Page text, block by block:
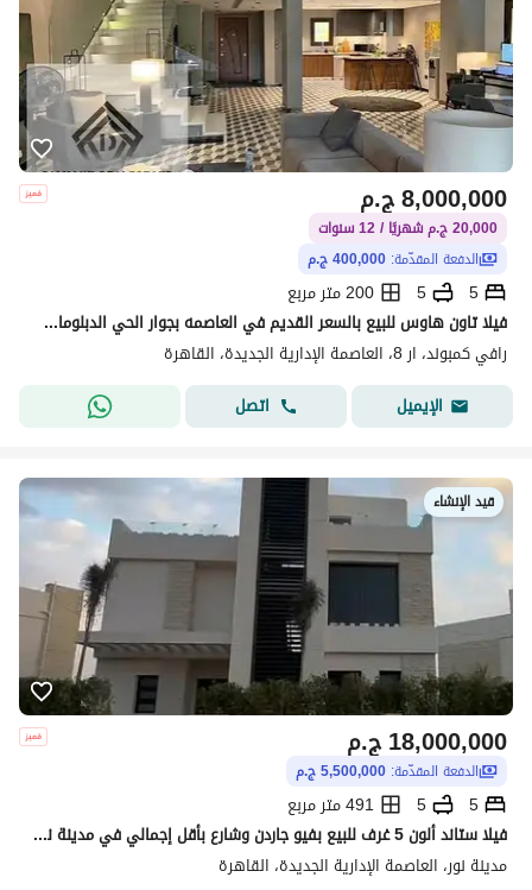
ج.م8,000,000
20,000 ج.م شهريًا / 12 سنوات
الدفعة المقدّمة: 400,000 ج.م
5
5
200 متر مربع
فيلا تاون هاوس للبيع بالسعر القديم في العاصمه بجوار الحي الدبلوماسي واكبر منطقه خدمات بالR8 بالتقسيط علي 12 سنه
رافي كمبوند، ار 8، العاصمة الإدارية الجديدة، القاهرة
الإيميل
اتصل
قيد الإنشاء
ج.م18,000,000
الدفعة المقدّمة: 5,500,000 ج.م
5
5
491 متر مربع
فيلا ستاند ألون 5 غرف للبيع بفيو جاردن وشارع بأقل إجمالي في مدينة نور استلام سنة ونصف
مدينة نور، العاصمة الإدارية الجديدة، القاهرة